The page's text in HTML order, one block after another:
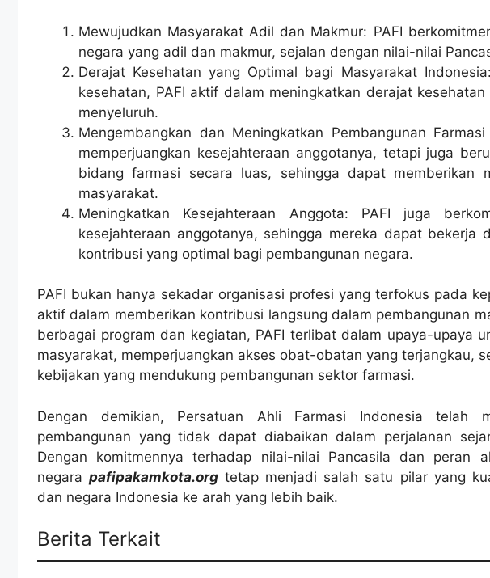
Mewujudkan Masyarakat Adil dan Makmur: PAFI
negara yang adil dan makmur, sejalan dengan nilai-nilai
Derajat Kesehatan yang Optimal bagi Masyarakat
kesehatan, PAFI aktif dalam meningkatkan derajat
menyeluruh.
Mengembangkan dan Meningkatkan Pembangunan
memperjuangkan kesejahteraan anggotanya, tetapi juga
bidang farmasi secara luas, sehingga dapat memberikan
masyarakat.
Meningkatkan Kesejahteraan Anggota: PAFI juga
kesejahteraan anggotanya, sehingga mereka dapat bekerja
kontribusi yang optimal bagi pembangunan negara.
PAFI bukan hanya sekadar organisasi profesi yang terfokus pada
aktif dalam memberikan kontribusi langsung dalam pembangunan
berbagai program dan kegiatan, PAFI terlibat dalam upaya-upaya
masyarakat, memperjuangkan akses obat-obatan yang terjangkau,
kebijakan yang mendukung pembangunan sektor farmasi.
Dengan demikian, Persatuan Ahli Farmasi Indonesia telah
pembangunan yang tidak dapat diabaikan dalam perjalanan
Dengan komitmennya terhadap nilai-nilai Pancasila dan peran
negarapafipakamkota.org tetap menjadi salah satu pilar yang
dan negara Indonesia ke arah yang lebih baik.
Berita Terkait